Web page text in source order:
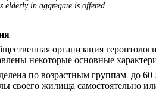
in aggregate is offered.
организация
некоторые основные
по возрастным группам ­ до 60
своего жилища самостоятельно